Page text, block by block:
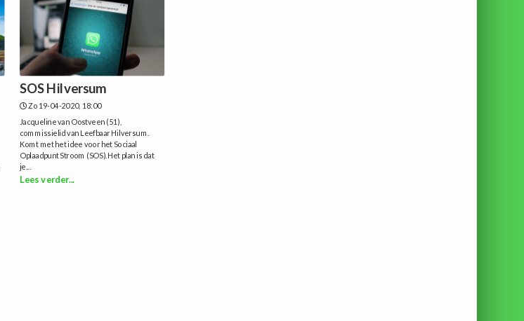
SOS Hilversum
Zo 19-04-2020, 18:00
Jacqueline van Oostveen (51),
commissielid van Leefbaar Hilversum.
Komt met het idee voor het Sociaal
Oplaadpunt Stroom (SOS).Het plan is dat
je...
Lees verder...